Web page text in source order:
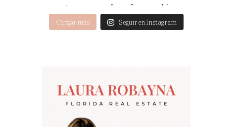
Cargar más Seguir en Instagram